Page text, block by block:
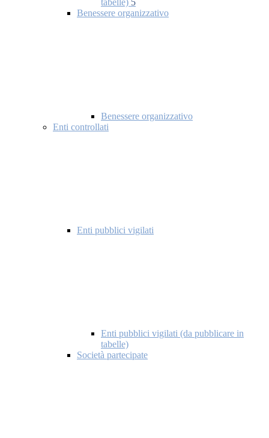
tabelle) 5
Benessere organizzativo
Benessere organizzativo
Enti controllati
Enti pubblici vigilati
Enti pubblici vigilati (da pubblicare in
tabelle)
Società partecipate